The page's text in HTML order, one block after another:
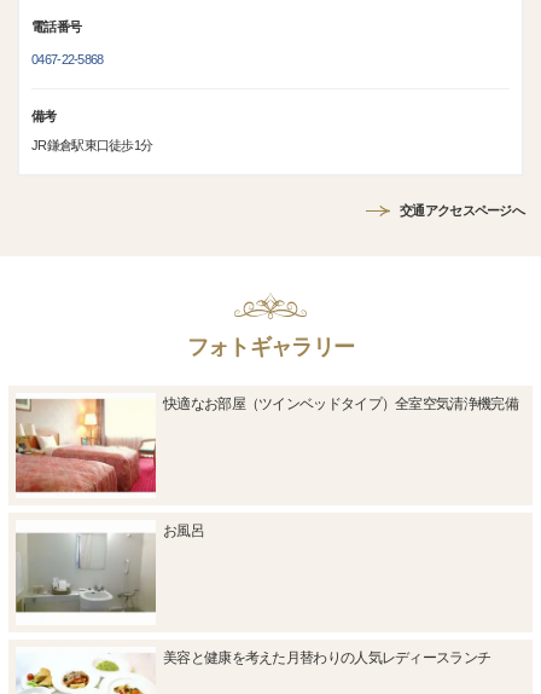
電話番号
0467-22-5868
備考
JR鎌倉駅東口徒歩1分
交通アクセスページへ
フォトギャラリー
快適なお部屋（ツインベッドタイプ）全室空気清浄機完備
お風呂
美容と健康を考えた月替わりの人気レディースランチ